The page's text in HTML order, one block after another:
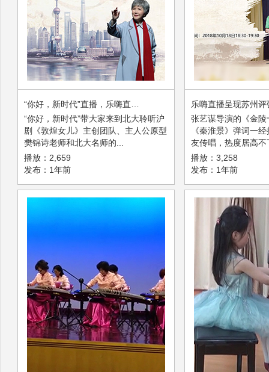
“你好，新时代”带大家来到北大聆听沪
剧《敦煌女儿》主创团队、主人公原型
樊锦诗老师和北大名师的...
播放：2,659
发布：1年前
乐嗨直播呈现苏州
张艺谋导演的《金
《秦淮景》弹词一
友传唱，热度居高不
播放：3,258
发布：1年前